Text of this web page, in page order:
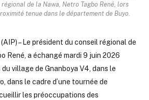
de la Nawa, Netro Tagbo René, lors
tenue dans le département de Buyo.
– Le président du conseil régional de
René, a échangé mardi 9 juin 2026
village de Gnanboya V4, dans le
dans le cadre d’une tournée de
les préoccupations des